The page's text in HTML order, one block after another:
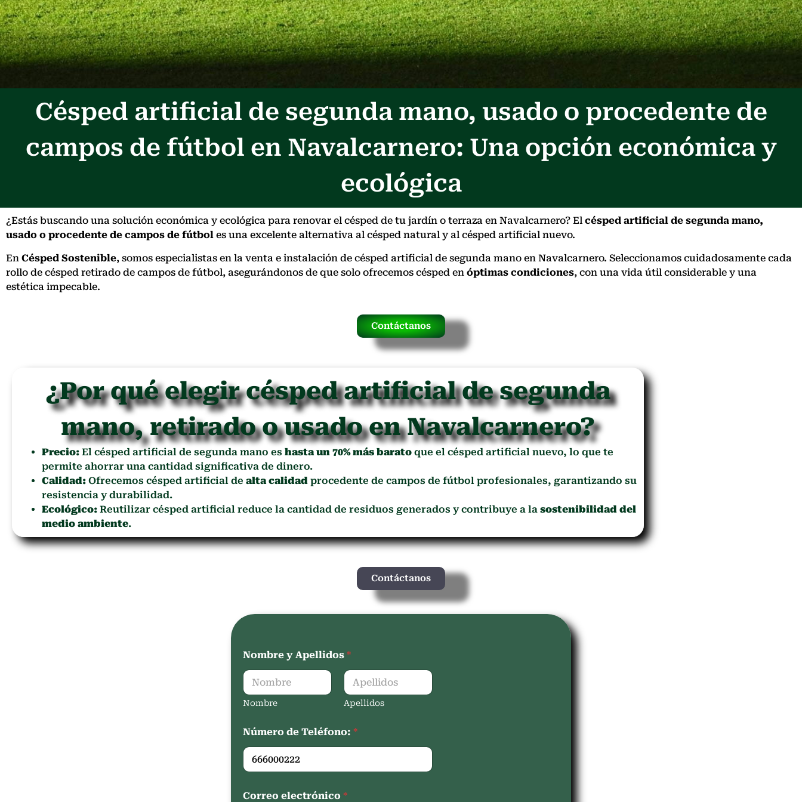
Césped artificial de segunda mano, usado o procedente de
campos de fútbol en Navalcarnero: Una opción económica y
ecológica
¿Estás buscando una solución económica y ecológica para renovar el césped de tu jardín o terraza en Navalcarnero? El césped artificial de segunda mano,
usado o procedente de campos de fútbol es una excelente alternativa al césped natural y al césped artificial nuevo.
En Césped Sostenible, somos especialistas en la venta e instalación de césped artificial de segunda mano en Navalcarnero. Seleccionamos cuidadosamente cada
rollo de césped retirado de campos de fútbol, asegurándonos de que solo ofrecemos césped en óptimas condiciones, con una vida útil considerable y una
estética impecable.
Contáctanos
¿Por qué elegir césped artificial de segunda
mano, retirado o usado en Navalcarnero?
Precio: El césped artificial de segunda mano es hasta un 70% más barato que el césped artificial nuevo, lo que te
permite ahorrar una cantidad significativa de dinero.
Calidad: Ofrecemos césped artificial de alta calidad procedente de campos de fútbol profesionales, garantizando su
resistencia y durabilidad.
Ecológico: Reutilizar césped artificial reduce la cantidad de residuos generados y contribuye a la sostenibilidad del
medio ambiente.
Contáctanos
Nombre y Apellidos *
Nombre Apellidos
Número de Teléfono: *
Correo electrónico *